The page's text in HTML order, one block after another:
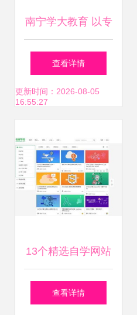
南宁学大教育 以专
业咨询服务护航高
考复读之路
查看详情
更新时间：2026-08-05
16:55:27
13个精选自学网站
推荐 开启终身学习
查看详情